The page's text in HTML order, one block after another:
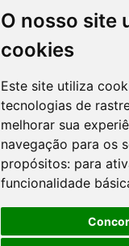
O nosso site
cookies
Este site utiliza
tecnologias de
melhorar sua
navegação para os
propósitos: para
funcionalidade